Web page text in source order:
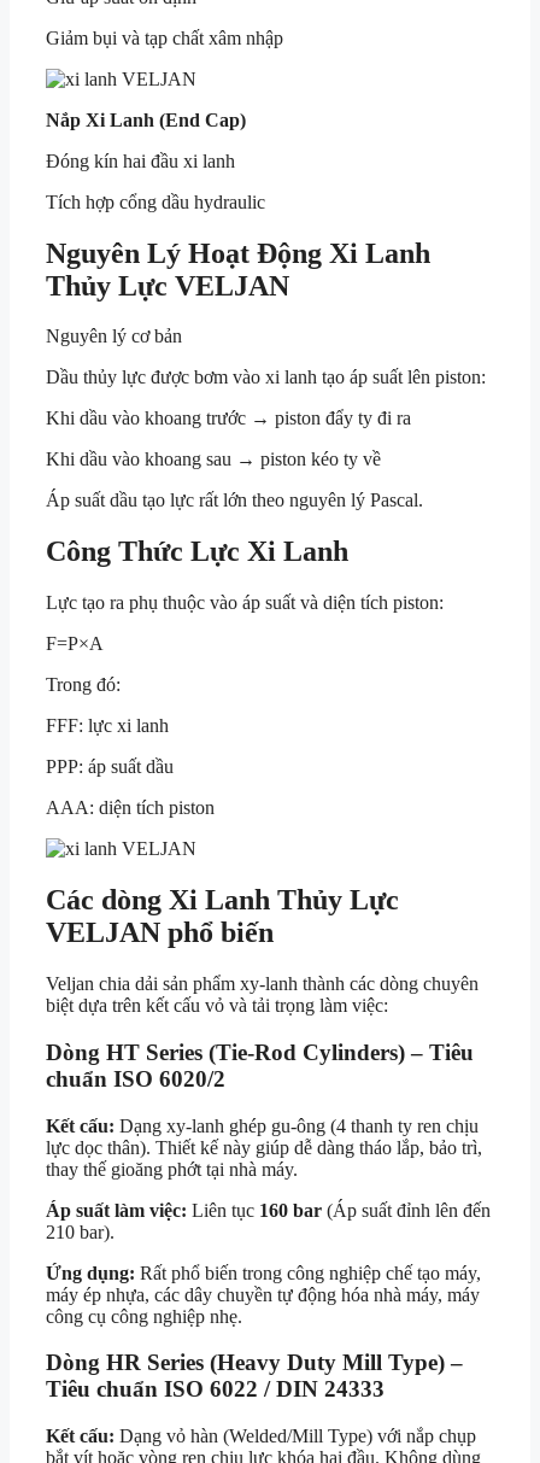
Giảm bụi và tạp chất xâm nhập
Nắp Xi Lanh (End Cap)
Đóng kín hai đầu xi lanh
Tích hợp cổng dầu hydraulic
Nguyên Lý Hoạt Động Xi Lanh
Thủy Lực VELJAN
Nguyên lý cơ bản
Dầu thủy lực được bơm vào xi lanh tạo áp suất lên piston:
Khi dầu vào khoang trước → piston đẩy ty đi ra
Khi dầu vào khoang sau → piston kéo ty về
Áp suất dầu tạo lực rất lớn theo nguyên lý Pascal.
Công Thức Lực Xi Lanh
Lực tạo ra phụ thuộc vào áp suất và diện tích piston:
F=P×A
Trong đó:
FFF: lực xi lanh
PPP: áp suất dầu
AAA: diện tích piston
Các dòng Xi Lanh Thủy Lực
VELJAN phổ biến
Veljan chia dải sản phẩm xy-lanh thành các dòng chuyên
biệt dựa trên kết cấu vỏ và tải trọng làm việc:
Dòng HT Series (Tie-Rod Cylinders) – Tiêu
chuẩn ISO 6020/2
Kết cấu: Dạng xy-lanh ghép gu-ông (4 thanh ty ren chịu
lực dọc thân). Thiết kế này giúp dễ dàng tháo lắp, bảo trì,
thay thế gioăng phớt tại nhà máy.
Áp suất làm việc: Liên tục 160 bar (Áp suất đỉnh lên đến
210 bar).
Ứng dụng: Rất phổ biến trong công nghiệp chế tạo máy,
máy ép nhựa, các dây chuyền tự động hóa nhà máy, máy
công cụ công nghiệp nhẹ.
Dòng HR Series (Heavy Duty Mill Type) –
Tiêu chuẩn ISO 6022 / DIN 24333
Kết cấu: Dạng vỏ hàn (Welded/Mill Type) với nắp chụp
bắt vít hoặc vòng ren chịu lực khóa hai đầu. Không dùng